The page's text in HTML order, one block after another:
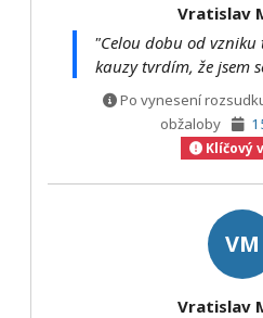
Vratislav
"Celou dobu od vzniku
kauzy tvrdím, že jsem
Po vynesení
obžaloby
Klíčový
VM
Vratislav